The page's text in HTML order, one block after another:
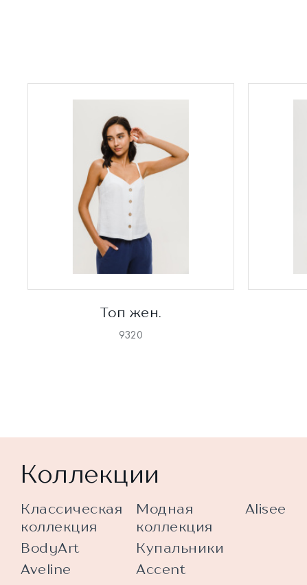
Топ жен.
9320
Коллекции
Классическая
коллекция
BodyArt
Aveline
Модная
коллекция
Купальники
Accent
Alisee